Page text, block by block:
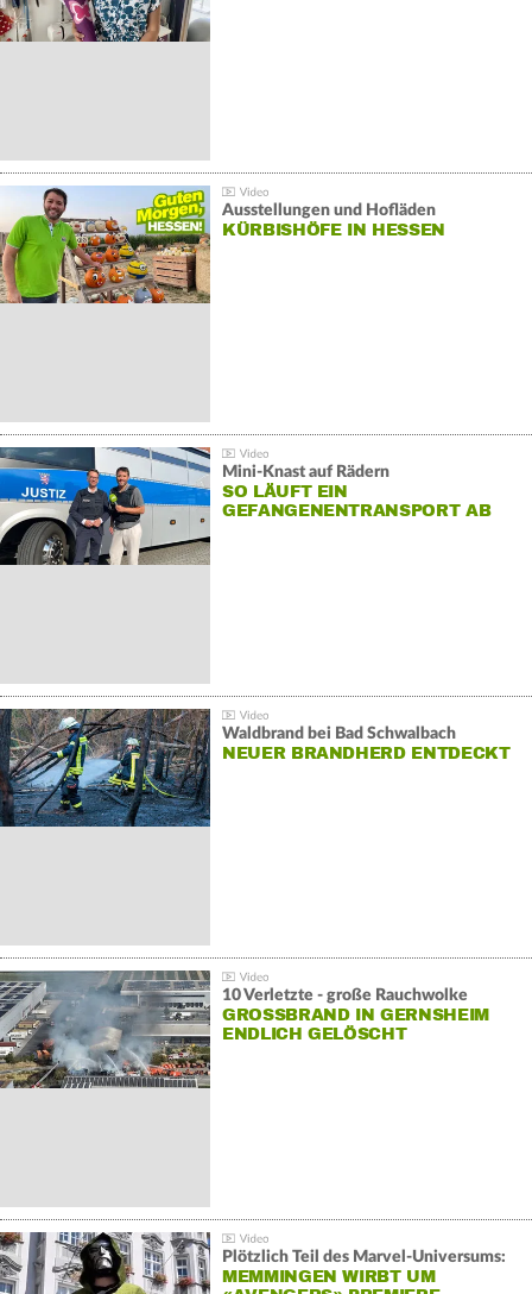
Ausstellungen und Hofläden
KÜRBISHÖFE IN HESSEN
Mini-Knast auf Rädern
SO LÄUFT EIN
GEFANGENENTRANSPORT AB
Waldbrand bei Bad Schwalbach
NEUER BRANDHERD ENTDECKT
10 Verletzte - große Rauchwolke
GROSSBRAND IN GERNSHEIM E
NDLICH GELÖSCHT
Plötzlich Teil des Marvel-Universums:
MEMMINGEN WIRBT UM